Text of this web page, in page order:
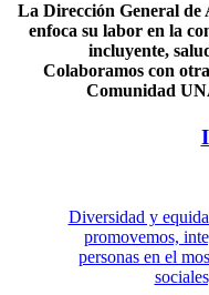
La Dirección General
enfoca su labor en la
incluyente,
Colaboramos con
Comunidad
Diversidad y
promovemos,
personas en el